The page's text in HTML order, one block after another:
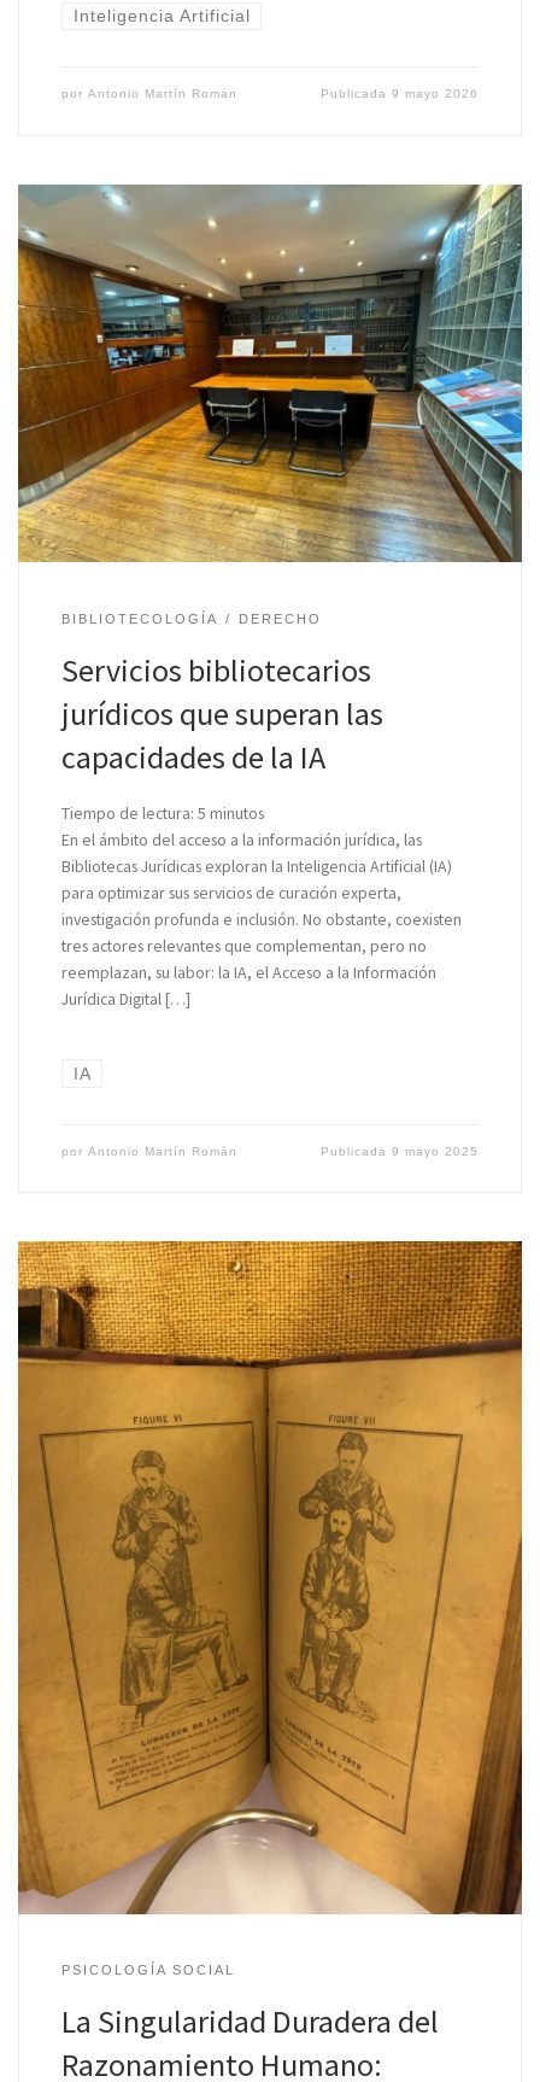
Inteligencia Artificial
por Antonio Martín Román Publicada9 mayo 2026
BIBLIOTECOLOGÍA DERECHO
Servicios bibliotecarios
jurídicos que superan las
capacidades de la IA
Tiempo de lectura: 5 minutos
En el ámbito del acceso a la información jurídica, las
Bibliotecas Jurídicas exploran la Inteligencia Artificial (IA)
para optimizar sus servicios de curación experta,
investigación profunda e inclusión. No obstante, coexisten
tres actores relevantes que complementan, pero no
reemplazan, su labor: la IA, el Acceso a la Información
Jurídica Digital […]
IA
por Antonio Martín Román Publicada9 mayo 2025
PSICOLOGÍA SOCIAL
La Singularidad Duradera del
Razonamiento Humano: